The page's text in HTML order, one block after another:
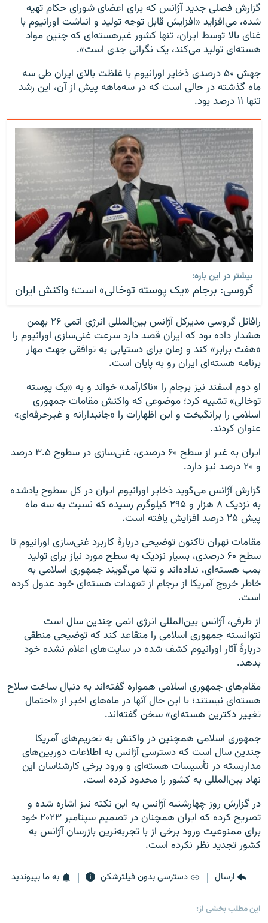
گزارش فصلی جدید آژانس که برای اعضای شورای حکام تهیه
شده، می‌افزاید «افزایش قابل توجه تولید و انباشت اورانیوم با
غنای بالا توسط ایران، تنها کشور غیرهسته‌ای که چنین مواد
هسته‌ای تولید می‌کند، یک نگرانی جدی است».
جهش ۵۰ درصدی ذخایر اورانیوم با غلظت بالای ایران طی سه
ماه گذشته در حالی است که در سه‌ماهه پیش از آن، این رشد
تنها ۱۱ درصد بود.
بیشتر در این باره:
گروسی: برجام «یک پوسته توخالی» است؛ واکنش ایران
رافائل گروسی مدیرکل آژانس بین‌المللی انرژی اتمی ۲۶ بهمن
هشدار داده بود که ایران قصد دارد سرعت غنی‌سازی اورانیوم را
«هفت برابر» کند و زمان برای دستیابی به توافقی جهت مهار
برنامه هسته‌ای ایران رو به پایان است.
او دوم اسفند نیز برجام را «ناکارآمد» خواند و به «یک پوسته
توخالی» تشبیه کرد؛ موضوعی که واکنش مقامات جمهوری
اسلامی را برانگیخت و این اظهارات را «جانبدارانه و غیرحرفه‌ای»
عنوان کردند.
ایران به غیر از سطح ۶۰ درصدی، غنی‌سازی در سطوح ۳.۵ درصد
و ۲۰ درصد نیز دارد.
گزارش آژانس می‌گوید ذخایر اورانیوم ایران در کل سطوح یادشده
به نزدیک ۸ هزار و ۲۹۵ کیلوگرم رسیده که نسبت به سه ماه
پیش ۲۵ درصد افزایش یافته است.
مقامات تهران تاکنون توضیحی دربارهٔ کاربرد غنی‌سازی اورانیوم تا
سطح ۶۰ درصدی، بسیار نزدیک به سطح مورد نیاز برای تولید
بمب هسته‌ای، نداده‌اند و تنها می‌گویند جمهوری اسلامی به
خاطر خروج آمریکا از برجام از تعهدات هسته‌ای خود عدول کرده
است.
از طرفی، آژانس بین‌المللی انرژی اتمی چندین سال است
نتوانسته جمهوری اسلامی را متقاعد کند که توضیحی منطقی
دربارهٔ آثار اورانیوم کشف شده در سایت‌های اعلام نشده خود
بدهد.
مقام‌های جمهوری اسلامی همواره گفته‌اند به دنبال ساخت سلاح
هسته‌ای نیستند؛ با این حال آنها در ماه‌های اخیر از «احتمال
تغییر دکترین هسته‌ای» سخن گفته‌اند.
جمهوری اسلامی همچنین در واکنش به تحریم‌های آمریکا
چندین سال است که دسترسی آژانس به اطلاعات دوربین‌های
مداربسته در تأسیسات هسته‌ای و ورود برخی کارشناسان این
نهاد بین‌المللی به کشور را محدود کرده است.
در گزارش روز چهارشنبه آژانس به این نکته نیز اشاره شده و
تصریح کرده که ایران همچنان در تصمیم سپتامبر ۲۰۲۳ خود
برای ممنوعیت ورود برخی از با تجربه‌ترین بازرسان آژانس به
کشور تجدید نظر نکرده است.
ارسال دسترسی بدون فیلترشکن به ما بپیوندید
این مطلب بخشی از: